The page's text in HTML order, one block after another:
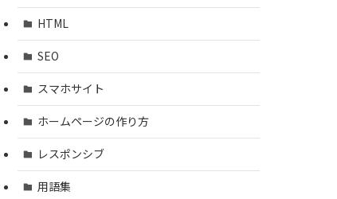
HTML
SEO
スマホサイト
ホームページの作り方
レスポンシブ
用語集